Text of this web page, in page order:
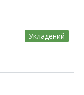
Укладений